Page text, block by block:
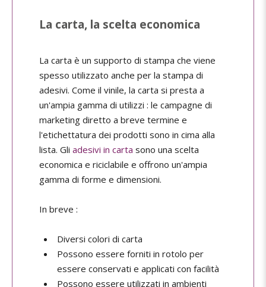
La carta, la scelta economica
La carta è un supporto di stampa che viene
spesso utilizzato anche per la stampa di
adesivi. Come il vinile, la carta si presta a
un'ampia gamma di utilizzi : le campagne di
marketing diretto a breve termine e
l'etichettatura dei prodotti sono in cima alla
lista. Gli adesivi in carta sono una scelta
economica e riciclabile e offrono un'ampia
gamma di forme e dimensioni.
In breve :
Diversi colori di carta
Possono essere forniti in rotolo per
essere conservati e applicati con facilità
Possono essere utilizzati in ambienti